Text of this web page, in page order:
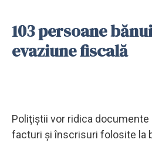
103 persoane
evaziune fiscală
Poliţiştii vor ridica
facturi şi înscrisuri folosite la